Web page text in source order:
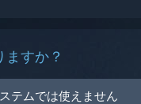
すか？
テムでは使えません